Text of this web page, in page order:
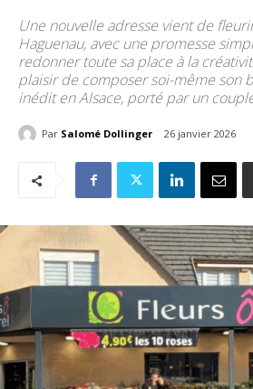
Une nouvelle adresse vient de
Haguenau, avec une promesse
redonner toute sa place à la
plaisir de composer soi-même son
inédit en Alsace, porté par un
Par Salomé Dollinger 26 janvier 2026